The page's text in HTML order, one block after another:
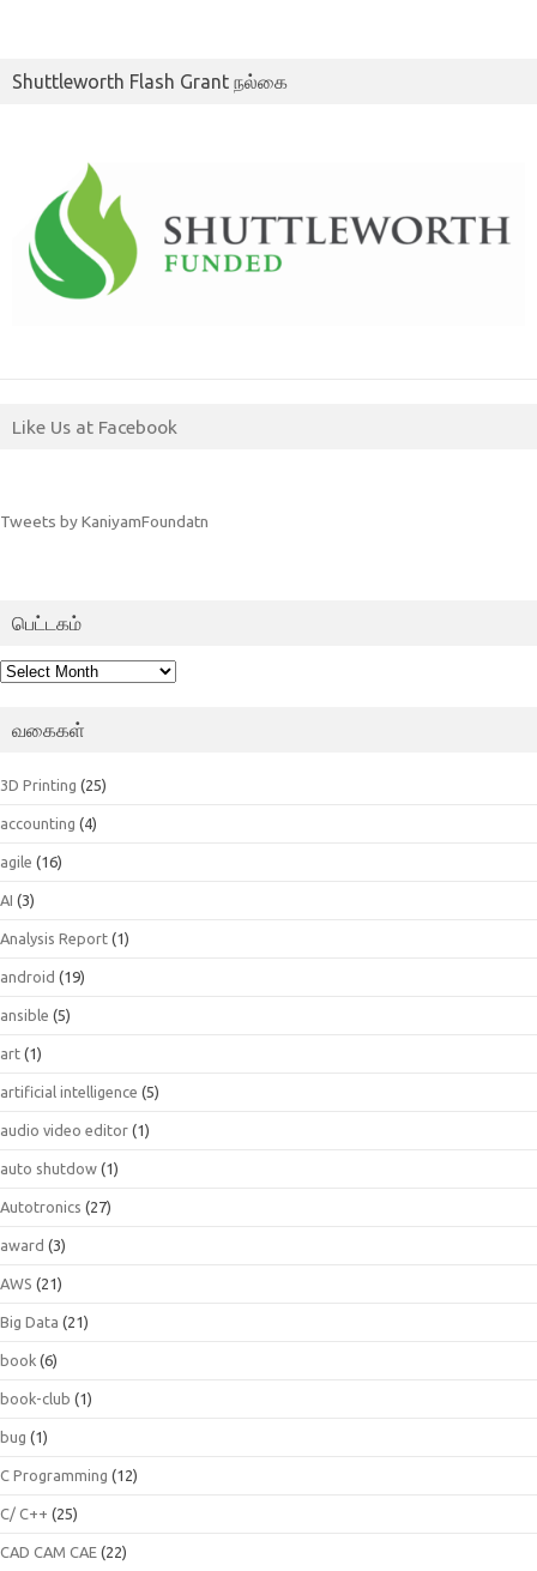
Shuttleworth Flash Grant நல்கை
Like Us at Facebook
Tweets by KaniyamFoundatn
பெட்டகம்
பெட்டகம்
வகைகள்
3D Printing (25)
accounting (4)
agile (16)
AI (3)
Analysis Report (1)
android (19)
ansible (5)
art (1)
artificial intelligence (5)
audio video editor (1)
auto shutdow (1)
Autotronics (27)
award (3)
AWS (21)
Big Data (21)
book (6)
book-club (1)
bug (1)
C Programming (12)
C/ C++ (25)
CAD CAM CAE (22)